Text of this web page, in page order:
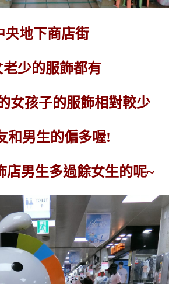
央地下商店街
老少的服飾都有
女孩子的服飾相對較少
和男生的偏多喔!
店男生多過餘女生的呢~